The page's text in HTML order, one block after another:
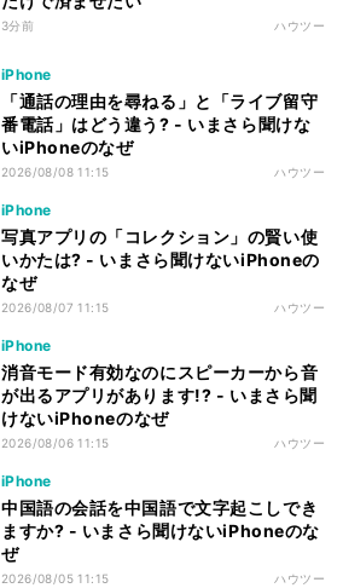
3分前 ハウツー
iPhone
「通話の理由を尋ねる」と「ライブ留守
番電話」はどう違う? - いまさら聞けな
いiPhoneのなぜ
2026/08/08 11:15 ハウツー
iPhone
写真アプリの「コレクション」の賢い使
いかたは? - いまさら聞けないiPhoneの
なぜ
2026/08/07 11:15 ハウツー
iPhone
消音モード有効なのにスピーカーから音
が出るアプリがあります!? - いまさら聞
けないiPhoneのなぜ
2026/08/06 11:15 ハウツー
iPhone
中国語の会話を中国語で文字起こしでき
ますか? - いまさら聞けないiPhoneのな
ぜ
2026/08/05 11:15 ハウツー